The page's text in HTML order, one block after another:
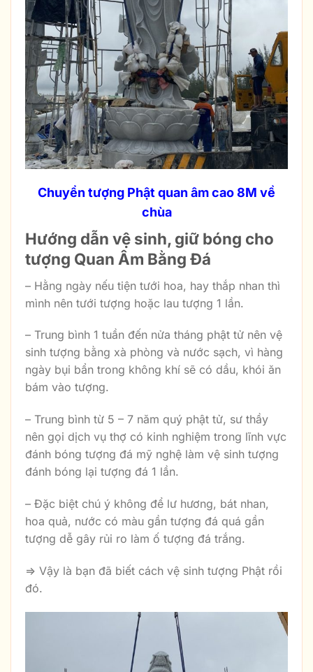
Chuyển tượng Phật quan âm cao 8M về
chùa
Hướng dẫn vệ sinh, giữ bóng cho
tượng Quan Âm Bằng Đá
– Hằng ngày nếu tiện tưới hoa, hay thắp nhan thì
mình nên tưới tượng hoặc lau tượng 1 lần.
– Trung bình 1 tuần đến nửa tháng phật tử nên vệ
sinh tượng bằng xà phòng và nước sạch, vì hàng
ngày bụi bẩn trong không khí sẽ có dầu, khói ăn
bám vào tượng.
– Trung bình từ 5 – 7 năm quý phật tử, sư thầy
nên gọi dịch vụ thợ có kinh nghiệm trong lĩnh vực
đánh bóng tượng đá mỹ nghệ làm vệ sinh tượng
đánh bóng lại tượng đá 1 lần.
– Đặc biệt chú ý không để lư hương, bát nhan,
hoa quả, nước có màu gần tượng đá quá gần
tượng dễ gây rủi ro làm ố tượng đá trắng.
=> Vậy là bạn đã biết cách vệ sinh tượng Phật rồi
đó.